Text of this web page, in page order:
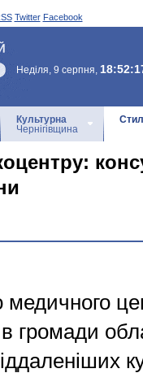
Twitter Facebook
Неділя, 9 серпня,
Культурна
Чернігівщина
медичного
в громади